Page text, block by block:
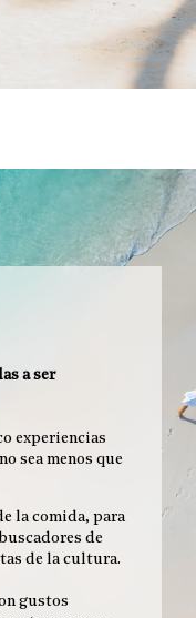
a ser
experiencias
sea menos que
la comida, para
de
de la cultura.
gustos